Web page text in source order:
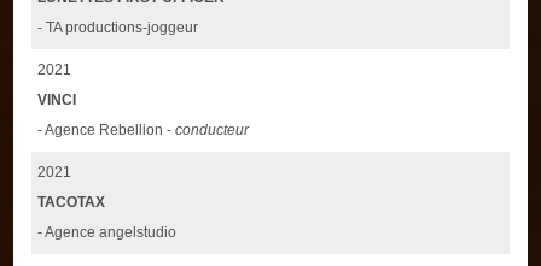
- TA productions-joggeur
2021
VINCI
- Agence Rebellion -conducteur
2021
TACOTAX
- Agence angelstudio